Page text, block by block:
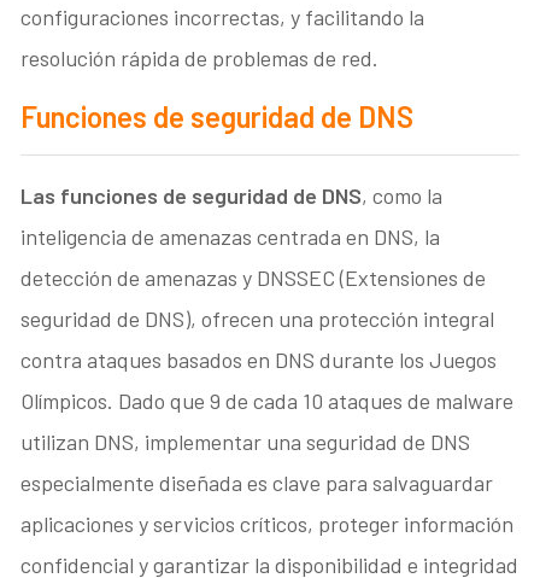
configuraciones incorrectas, y facilitando la
resolución rápida de problemas de red.
Funciones de seguridad de DNS
Las funciones de seguridad de DNS, como la
inteligencia de amenazas centrada en DNS, la
detección de amenazas y DNSSEC (Extensiones de
seguridad de DNS), ofrecen una protección integral
contra ataques basados ​​en DNS durante los Juegos
Olímpicos. Dado que 9 de cada 10 ataques de malware
utilizan DNS, implementar una seguridad de DNS
especialmente diseñada es clave para salvaguardar
aplicaciones y servicios críticos, proteger información
confidencial y garantizar la disponibilidad e integridad